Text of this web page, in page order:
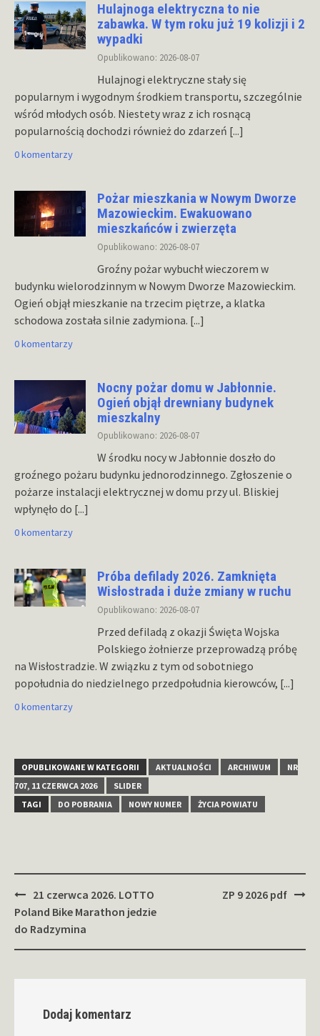
Hulajnoga elektryczna to nie
zabawka. W tym roku już 19 kolizji i 2
wypadki
Opublikowano: 2026-08-07
Hulajnogi elektryczne stały się
popularnym i wygodnym środkiem transportu, szczególnie
wśród młodych osób. Niestety wraz z ich rosnącą
popularnością dochodzi również do zdarzeń [...]
0 komentarzy
Pożar mieszkania w Nowym Dworze
Mazowieckim. Ewakuowano
mieszkańców i zwierzęta
Opublikowano: 2026-08-07
Groźny pożar wybuchł wieczorem w
budynku wielorodzinnym w Nowym Dworze Mazowieckim.
Ogień objął mieszkanie na trzecim piętrze, a klatka
schodowa została silnie zadymiona. [...]
0 komentarzy
Nocny pożar domu w Jabłonnie.
Ogień objął drewniany budynek
mieszkalny
Opublikowano: 2026-08-07
W środku nocy w Jabłonnie doszło do
groźnego pożaru budynku jednorodzinnego. Zgłoszenie o
pożarze instalacji elektrycznej w domu przy ul. Bliskiej
wpłynęło do [...]
0 komentarzy
Próba defilady 2026. Zamknięta
Wisłostrada i duże zmiany w ruchu
Opublikowano: 2026-08-07
Przed defiladą z okazji Święta Wojska
Polskiego żołnierze przeprowadzą próbę
na Wisłostradzie. W związku z tym od sobotniego
popołudnia do niedzielnego przedpołudnia kierowców, [...]
0 komentarzy
OPUBLIKOWANE W KATEGORII AKTUALNOŚCI ARCHIWUM
NR
707, 11 CZERWCA 2026
SLIDER
TAGI
DO POBRANIA NOWY NUMER ŻYCIA POWIATU
Zobacz
wpisy
21 czerwca 2026. LOTTO
Poland Bike Marathon jedzie
do Radzymina
ZP 9 2026 pdf
Dodaj komentarz